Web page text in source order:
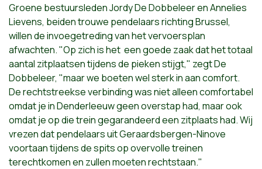
Groene bestuursleden Jordy De Dobbeleer en Annelies
Lievens, beiden trouwe pendelaars richting Brussel,
willen de invoegetreding van het vervoersplan
afwachten. "Op zich is het een goede zaak dat het totaal
aantal zitplaatsen tijdens de pieken stijgt," zegt De
Dobbeleer, "maar we boeten wel sterk in aan comfort.
De rechtstreekse verbinding was niet alleen comfortabel
omdat je in Denderleeuw geen overstap had, maar ook
omdat je op die trein gegarandeerd een zitplaats had. Wij
vrezen dat pendelaars uit Geraardsbergen-Ninove
voortaan tijdens de spits op overvolle treinen
terechtkomen en zullen moeten rechtstaan."